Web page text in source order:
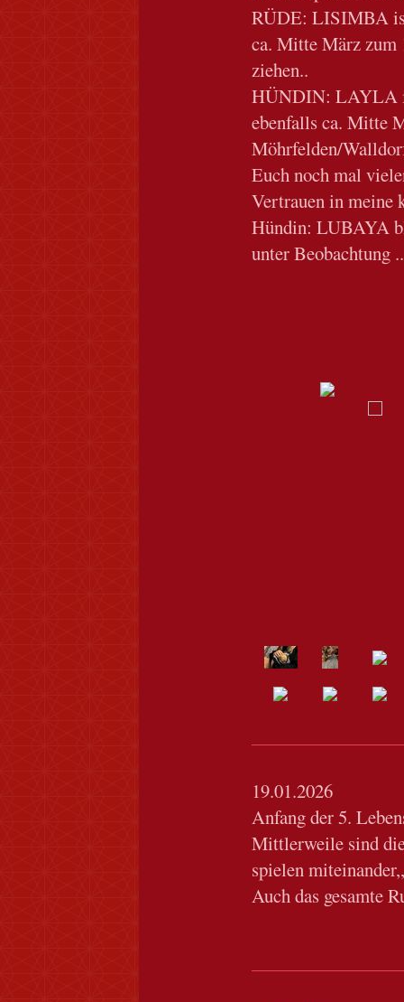
RÜDE: LISIMBA
ca. Mitte März
ziehen..
HÜNDIN: LAYLA
ebenfalls ca. Mitte
Möhrfelden/
Euch noch mal
Vertrauen in meine
Hündin: LUBAYA
unter Beobachtung ..
19.01.2026
Anfang der 5.
Mittlerweile sind
spielen
Auch das gesamte